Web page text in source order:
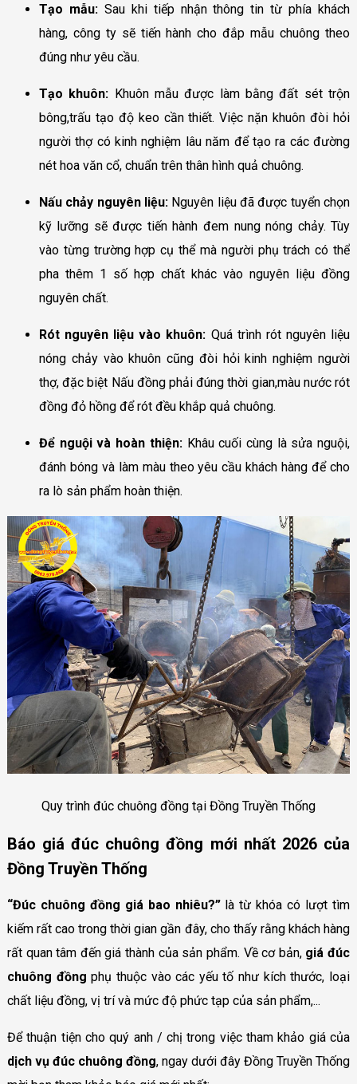
Tạo mẫu:Sau khi tiếp nhận thông tin từ phía khách
hàng, công ty sẽ tiến hành cho đắp mẫu chuông theo
đúng như yêu cầu.
Tạo khuôn: Khuôn mẫu được làm bằng đất sét trộn
bông,trấu tạo độ keo cần thiết. Việc nặn khuôn đòi hỏi
người thợ có kinh nghiệm lâu năm để tạo ra các đường
nét hoa văn cổ, chuẩn trên thân hình quả chuông.
Nấu chảy nguyên liệu:Nguyên liệu đã được tuyển chọn
kỹ lưỡng sẽ được tiến hành đem nung nóng chảy. Tùy
vào từng trường hợp cụ thể mà người phụ trách có thể
pha thêm 1 số hợp chất khác vào nguyên liệu đồng
nguyên chất.
Rót nguyên liệu vào khuôn: Quá trình rót nguyên liệu
nóng chảy vào khuôn cũng đòi hỏi kinh nghiệm người
thợ, đặc biệt Nấu đồng phải đúng thời gian,màu nước rót
đồng đỏ hồng để rót đều khắp quả chuông.
Để nguội và hoàn thiện: Khâu cuối cùng là sửa nguội,
đánh bóng và làm màu theo yêu cầu khách hàng để cho
ra lò sản phẩm hoàn thiện.
Quy trình đúc chuông đồng tại Đồng Truyền Thống
Báo giá đúc chuông đồng mới nhất 2026 của
Đồng Truyền Thống
“Đúc chuông đồng giá bao nhiêu?”là từ khóa có lượt tìm
kiếm rất cao trong thời gian gần đây, cho thấy rằng khách hàng
rất quan tâm đến giá thành của sản phẩm. Về cơ bản, giá đúc
chuông đồng phụ thuộc vào các yếu tố như kích thước, loại
chất liệu đồng, vị trí và mức độ phức tạp của sản phẩm,...
Để thuận tiện cho quý anh / chị trong việc tham khảo giá của
dịch vụ đúc chuông đồng, ngay dưới đây Đồng Truyền Thống